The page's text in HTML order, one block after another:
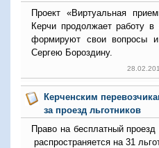
Проект «Виртуальная
Керчи продолжает работу
формируют свои вопросы
Сергею Бороздину.
Керченским
за проезд льготников
Право на бесплатный
распространяется на 31